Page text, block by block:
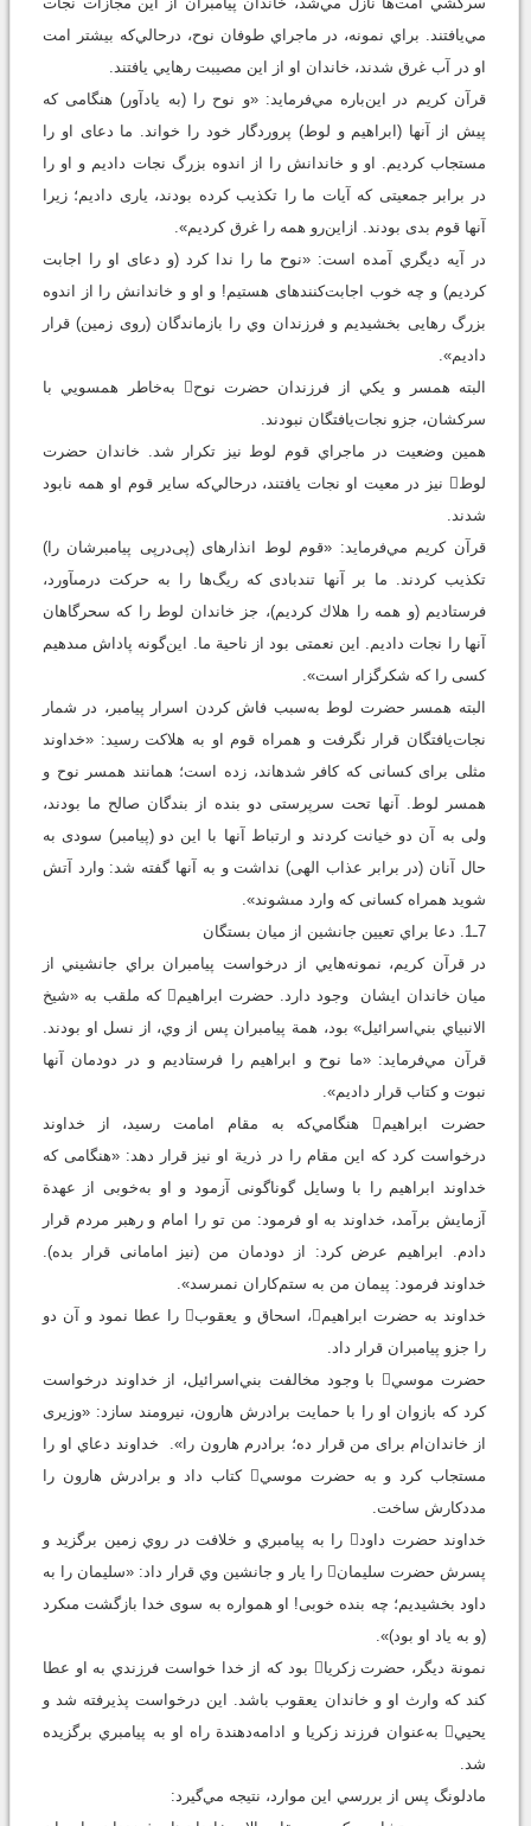
مي‌يافتند. براي نمونه، در ماجراي طوفان نوح، درحالي‌که بيشتر امت
او در آب غرق شدند، خاندان او از اين مصيبت رهايي يافتند.
قرآن کريم در اين‌باره مي‌فرمايد: «و نوح را (به يادآور) هنگامى كه
پيش از آنها (ابراهيم و لوط) پروردگار خود را خواند. ما دعاى او را
مستجاب كرديم. او و خاندانش را از اندوه بزرگ نجات داديم و او را
در برابر جمعيتى كه آيات ما را تكذيب كرده بودند، يارى داديم؛ زيرا
آنها قوم بدى بودند. ازاين‌رو همه را غرق كرديم».
در آيه ديگري آمده است: «نوح ما را ندا كرد (و دعاى او را اجابت
كرديم) و چه خوب اجابت‌كننده‏اى هستيم! و او و خاندانش را از اندوه
بزرگ رهايى بخشيديم و فرزندان وي را بازماندگان (روى زمين) قرار
داديم».
البته همسر و يکي از فرزندان حضرت نوح به‌خاطر همسويي با
سرکشان، جزو نجات‌يافتگان نبودند.
همين وضعيت در ماجراي قوم لوط نيز تکرار شد. خاندان حضرت
لوط نيز در معيت او نجات يافتند، درحالي‌که ساير قوم او همه نابود
شدند.
قرآن کريم مي‌فرمايد: «قوم لوط انذارهاى (پى‌درپى پيامبرشان را)
تكذيب كردند. ما بر آنها تندبادى كه ريگ‌ها را به حركت درمى‏آورد،
فرستاديم (و همه را هلاك كرديم)، جز خاندان لوط را كه سحرگاهان
آنها را نجات داديم. اين نعمتى بود از ناحية ما. اين‌گونه پاداش مى‏دهيم
كسى را كه شكرگزار است».
البته همسر حضرت لوط به‌سبب فاش کردن اسرار پيامبر، در شمار
نجات‌يافتگان قرار نگرفت و همراه قوم او به هلاکت رسيد: «خداوند
مثلى براى كسانى كه كافر شده‏اند، زده است؛ همانند همسر نوح و
همسر لوط. آنها تحت سرپرستى دو بنده از بندگان صالح ما بودند،
ولى به آن دو خيانت كردند و ارتباط آنها با اين دو (پيامبر) سودى به
حال آنان (در برابر عذاب الهى) نداشت و به آنها گفته شد: وارد آتش
شويد همراه كسانى كه وارد مى‏شوند».
7ـ1. دعا براي تعيين جانشين از ميان بستگان
در قرآن کريم، نمونه‌هايي از درخواست پيامبران براي جانشيني از
ميان خاندان ايشان وجود دارد. حضرت ابراهيم که ملقب به «شيخ
الانبياي بني‌اسرائيل» بود، همة پيامبران پس از وي، از نسل او بودند.
قرآن مي‌فرمايد: «ما نوح و ابراهيم را فرستاديم و در دودمان آنها
نبوت و كتاب قرار داديم».
حضرت ابراهيم هنگامي‌که به مقام امامت رسيد، از خداوند
درخواست کرد که اين مقام را در ذرية او نيز قرار دهد: «هنگامى كه
خداوند ابراهيم را با وسايل گوناگونى آزمود و او به‌خوبى از عهدة
آزمايش برآمد، خداوند به او فرمود: من تو را امام و رهبر مردم قرار
دادم. ابراهيم عرض كرد: از دودمان من (نيز امامانى قرار بده).
خداوند فرمود: پيمان من به ستم‌كاران نمى‏رسد».
خداوند به حضرت ابراهيم، اسحاق و يعقوب را عطا نمود و آن دو
را جزو پيامبران قرار داد.
حضرت موسي با وجود مخالفت بني‌اسرائيل، از خداوند درخواست
کرد که بازوان او را با حمايت برادرش هارون، نيرومند سازد: «وزيرى
از خاندان‌ام براى من قرار ده؛ برادرم هارون را». خداوند دعاي او را
مستجاب کرد و به حضرت موسي کتاب داد و برادرش هارون را
مددکارش ساخت.
خداوند حضرت داود را به پيامبري و خلافت در روي زمين برگزيد و
پسرش حضرت سليمان را يار و جانشين وي قرار داد: «سليمان را به
داود بخشيديم؛ چه بنده خوبى! او همواره به سوى خدا بازگشت مى‏كرد
(و به ياد او بود)».
نمونة ديگر، حضرت زکريا بود که از خدا خواست فرزندي به او عطا
کند که وارث او و خاندان يعقوب باشد. اين درخواست پذيرفته شد و
يحيي به‌عنوان فرزند زکريا و ادامه‌دهندة راه او به پيامبري برگزيده
شد.
مادلونگ پس از بررسي اين موارد، نتيجه مي‌گيرد: